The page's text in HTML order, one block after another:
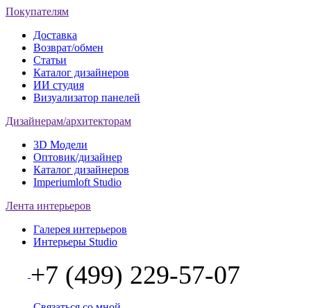
Покупателям
Доставка
Возврат/обмен
Статьи
Каталог дизайнеров
ИИ студия
Визуализатор панелей
Дизайнерам/архитекторам
3D Модели
Оптовик/дизайнер
Каталог дизайнеров
Imperiumloft Studio
Лента интерьеров
Галерея интерьеров
Интерьеры Studio
+7 (499) 229-57-07